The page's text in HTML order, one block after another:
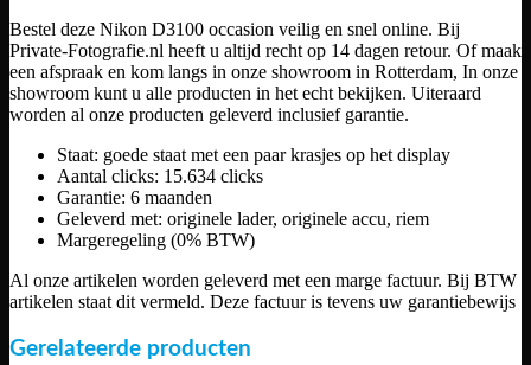
Bestel deze Nikon D3100 occasion veilig en snel online. Bij
Private-Fotografie.nl heeft u altijd recht op 14 dagen retour. Of maak
een afspraak en kom langs in onze showroom in Rotterdam, In onze
showroom kunt u alle producten in het echt bekijken. Uiteraard
worden al onze producten geleverd inclusief garantie.
Staat: goede staat met een paar krasjes op het display
Aantal clicks: 15.634 clicks
Garantie: 6 maanden
Geleverd met: originele lader, originele accu, riem
Margeregeling (0% BTW)
Al onze artikelen worden geleverd met een marge factuur. Bij BTW
artikelen staat dit vermeld. Deze factuur is tevens uw garantiebewijs
Gerelateerde producten